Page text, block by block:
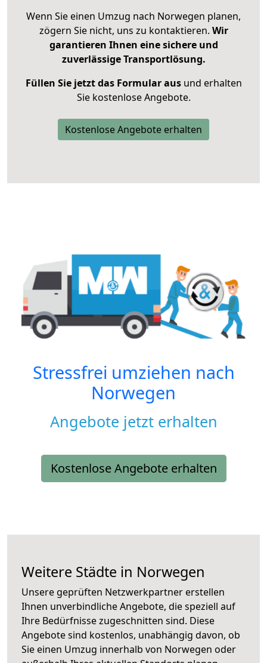
Wenn Sie einen Umzug nach Norwegen planen,
zögern Sie nicht, uns zu kontaktieren. Wir
garantieren Ihnen eine sichere und
zuverlässige Transportlösung.
Füllen Sie jetzt das Formular ausund erhalten
Sie kostenlose Angebote.
Kostenlose Angebote erhalten
Stressfrei umziehen nach
Norwegen
Angebote jetzt erhalten
Kostenlose Angebote erhalten
Weitere Städte in Norwegen
Unsere geprüften Netzwerkpartner erstellen
Ihnen unverbindliche Angebote, die speziell auf
Ihre Bedürfnisse zugeschnitten sind. Diese
Angebote sind kostenlos, unabhängig davon, ob
Sie einen Umzug innerhalb von Norwegen oder